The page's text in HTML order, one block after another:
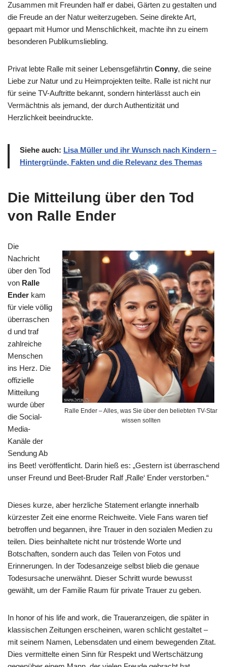
Zusammen mit Freunden half er dabei, Gärten zu gestalten und
die Freude an der Natur weiterzugeben. Seine direkte Art,
gepaart mit Humor und Menschlichkeit, machte ihn zu einem
besonderen Publikumsliebling.
Privat lebte Ralle mit seiner Lebensgefährtin Conny, die seine
Liebe zur Natur und zu Heimprojekten teilte. Ralle ist nicht nur
für seine TV-Auftritte bekannt, sondern hinterlässt auch ein
Vermächtnis als jemand, der durch Authentizität und
Herzlichkeit beeindruckte.
Siehe auch: Lisa Müller und ihr Wunsch nach Kindern –
Hintergründe, Fakten und die Relevanz des Themas
Die Mitteilung über den Tod
von Ralle Ender
Ralle Ender – Alles, was Sie über den beliebten TV-Star
wissen sollten
Die
Nachricht
über den Tod
von Ralle
Ender kam
für viele völlig
überraschen
d und traf
zahlreiche
Menschen
ins Herz. Die
offizielle
Mitteilung
wurde über
die Social-
Media-
Kanäle der
Sendung Ab
ins Beet! veröffentlicht. Darin hieß es: „Gestern ist überraschend
unser Freund und Beet-Bruder Ralf ‚Ralle‘ Ender verstorben.“
Dieses kurze, aber herzliche Statement erlangte innerhalb
kürzester Zeit eine enorme Reichweite. Viele Fans waren tief
betroffen und begannen, ihre Trauer in den sozialen Medien zu
teilen. Dies beinhaltete nicht nur tröstende Worte und
Botschaften, sondern auch das Teilen von Fotos und
Erinnerungen. In der Todesanzeige selbst blieb die genaue
Todesursache unerwähnt. Dieser Schritt wurde bewusst
gewählt, um der Familie Raum für private Trauer zu geben.
In honor of his life and work, die Traueranzeigen, die später in
klassischen Zeitungen erscheinen, waren schlicht gestaltet –
mit seinem Namen, Lebensdaten und einem bewegenden Zitat.
Dies vermittelte einen Sinn für Respekt und Wertschätzung